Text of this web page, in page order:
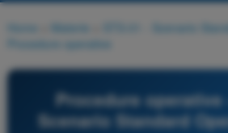
Home Materie STS-01 - Scenario
Procedure operative
Procedure operative -
Scenario Standard